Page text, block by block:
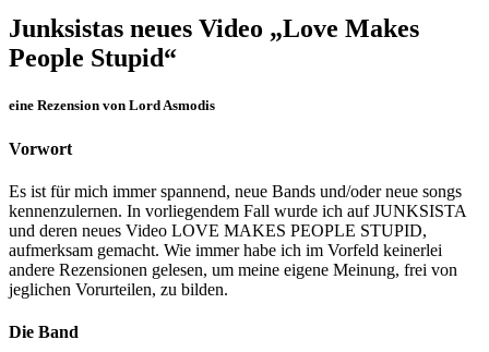
Junksistas neues Video „Love Makes
People Stupid“
eine Rezension von Lord Asmodis
Vorwort
Es ist für mich immer spannend, neue Bands und/oder neue songs
kennenzulernen. In vorliegendem Fall wurde ich auf JUNKSISTA
und deren neues Video LOVE MAKES PEOPLE STUPID,
aufmerksam gemacht. Wie immer habe ich im Vorfeld keinerlei
andere Rezensionen gelesen, um meine eigene Meinung, frei von
jeglichen Vorurteilen, zu bilden.
Die Band